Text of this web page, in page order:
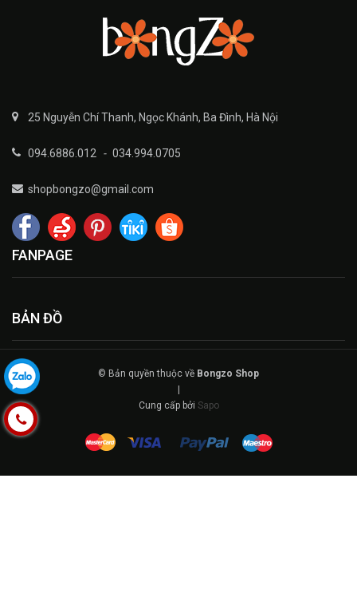
25 Nguyễn Chí Thanh, Ngọc Khánh, Ba Đình, Hà Nội
094.6886.012 - 034.994.0705
shopbongzo@gmail.com
FANPAGE
BẢN ĐỒ
© Bản quyền thuộc về Bongzo Shop
|
Cung cấp bởi Sapo